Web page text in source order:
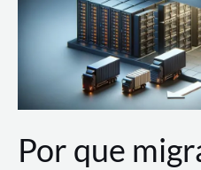
Por que